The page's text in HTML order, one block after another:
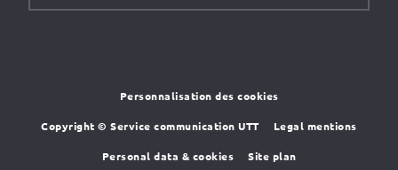
Personnalisation des cookies
Copyright © Service communication UTT Legal mentions
Personal data & cookies Site plan